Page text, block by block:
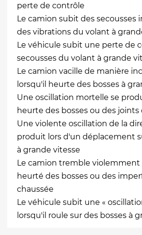
perte de contrôle
Le camion subit des secousses
des vibrations du volant à
Le véhicule subit une perte de
secousses du volant à grande
Le camion vacille de manière
lorsqu'il heurte des bosses à
Une oscillation mortelle se
heurte des bosses ou des
Une violente oscillation de la
produit lors d'un déplacement
à grande vitesse
Le camion tremble violemment
heurté des bosses ou des
chaussée
Le véhicule subit une «
lorsqu'il roule sur des bosses à